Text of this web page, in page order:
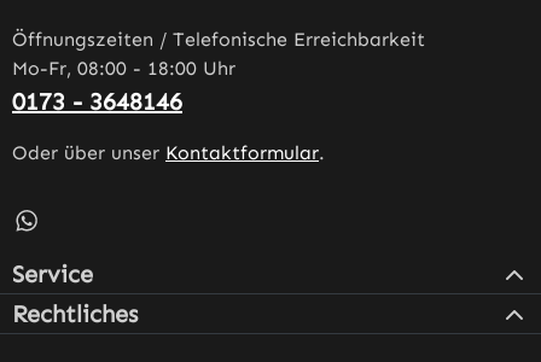
Öffnungszeiten / Telefonische Erreichbarkeit
Mo-Fr, 08:00 - 18:00 Uhr
0173 - 3648146
Oder über unser Kontaktformular.
Schreib uns auf WhatsApp – öffnet in neuem Tab
Service
Rechtliches